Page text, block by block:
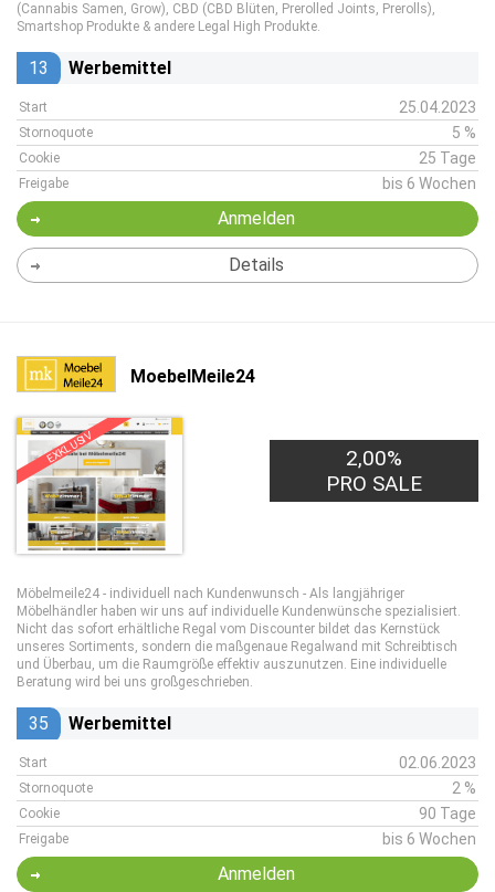
(Cannabis Samen, Grow), CBD (CBD Blüten, Prerolled Joints, Prerolls),
Smartshop Produkte & andere Legal High Produkte.
13 Werbemittel
Start 25.04.2023
Stornoquote 5 %
Cookie 25 Tage
Freigabe bis 6 Wochen
Anmelden
Details
MoebelMeile24
EXKLUSIV
2,00%
PRO SALE
Möbelmeile24 - individuell nach Kundenwunsch - Als langjähriger
Möbelhändler haben wir uns auf individuelle Kundenwünsche spezialisiert.
Nicht das sofort erhältliche Regal vom Discounter bildet das Kernstück
unseres Sortiments, sondern die maßgenaue Regalwand mit Schreibtisch
und Überbau, um die Raumgröße effektiv auszunutzen. Eine individuelle
Beratung wird bei uns großgeschrieben.
35 Werbemittel
Start 02.06.2023
Stornoquote 2 %
Cookie 90 Tage
Freigabe bis 6 Wochen
Anmelden